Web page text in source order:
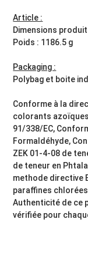
Article :
Dimensions produit
Poids : 1186.5 g
Packaging :
Polybag et boite
Conforme à la
colorants
91/338/EC,
Formaldéhyde,
ZEK 01-4-08 de
de teneur en
methode directive
paraffines
Authenticité de ce
vérifiée pour